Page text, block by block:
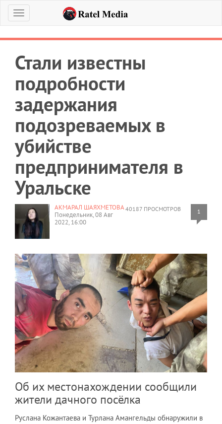
Меню
Стали известны
подробности
задержания
подозреваемых в
убийстве
предпринимателя в
Уральске
40187 ПРОСМОТРОВ 1
АКМАРАЛ ШАЯХМЕТОВА
Понедельник, 08 Авг
2022, 16:00
Об их местонахождении сообщили
жители дачного посёлка
Руслана Кожантаева и Турлана Амангельды обнаружили в